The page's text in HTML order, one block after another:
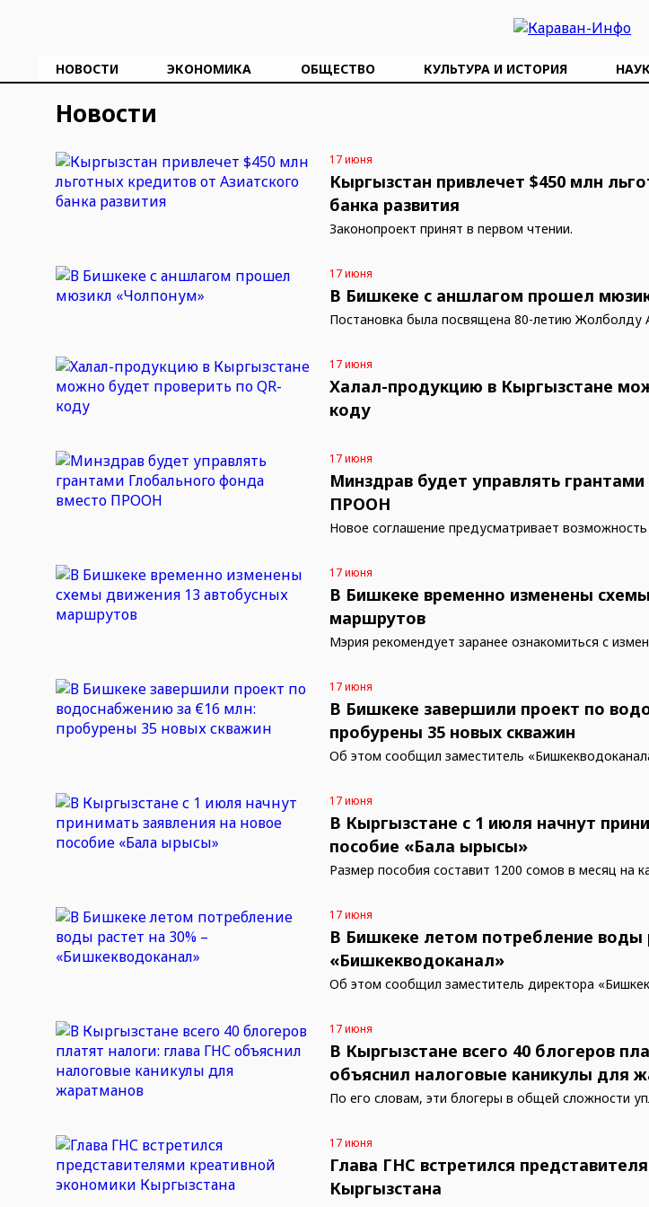
НОВОСТИ ЭКОНОМИКА ОБЩЕСТВО КУЛЬТУРА И ИСТОРИЯ
Новости
17 июня
Кыргызстан привлечет $450 млн
банка развития
Законопроект принят в первом чтении.
17 июня
В Бишкеке с аншлагом прошел
Постановка была посвящена 80-летию Жолболду
17 июня
Халал-продукцию в Кыргызстане
коду
17 июня
Минздрав будет управлять
ПРООН
Новое соглашение предусматривает
17 июня
В Бишкеке временно изменены
маршрутов
Мэрия рекомендует заранее ознакомиться с
17 июня
В Бишкеке завершили проект по
пробурены 35 новых скважин
Об этом сообщил заместитель
17 июня
В Кыргызстане с 1 июля начнут
пособие «Бала ырысы»
Размер пособия составит 1200 сомов в месяц на
17 июня
В Бишкеке летом потребление воды
«Бишкекводоканал»
Об этом сообщил заместитель директора
17 июня
В Кыргызстане всего 40 блогеров
объяснил налоговые каникулы для
По его словам, эти блогеры в общей сложности
17 июня
Глава ГНС встретился
Кыргызстана